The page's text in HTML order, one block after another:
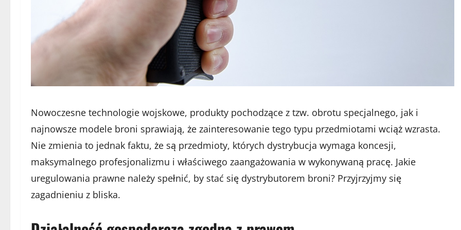
Nowoczesne technologie wojskowe, produkty pochodzące z tzw. obrotu specjalnego, jak i
najnowsze modele broni sprawiają, że zainteresowanie tego typu przedmiotami wciąż wzrasta.
Nie zmienia to jednak faktu, że są przedmioty, których dystrybucja wymaga koncesji,
maksymalnego profesjonalizmu i właściwego zaangażowania w wykonywaną pracę. Jakie
uregulowania prawne należy spełnić, by stać się dystrybutorem broni? Przyjrzyjmy się
zagadnieniu z bliska.